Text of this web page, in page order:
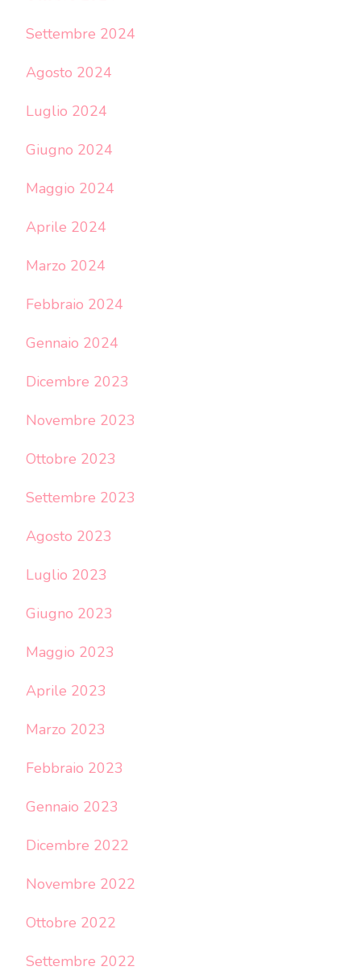
Settembre 2024
Agosto 2024
Luglio 2024
Giugno 2024
Maggio 2024
Aprile 2024
Marzo 2024
Febbraio 2024
Gennaio 2024
Dicembre 2023
Novembre 2023
Ottobre 2023
Settembre 2023
Agosto 2023
Luglio 2023
Giugno 2023
Maggio 2023
Aprile 2023
Marzo 2023
Febbraio 2023
Gennaio 2023
Dicembre 2022
Novembre 2022
Ottobre 2022
Settembre 2022